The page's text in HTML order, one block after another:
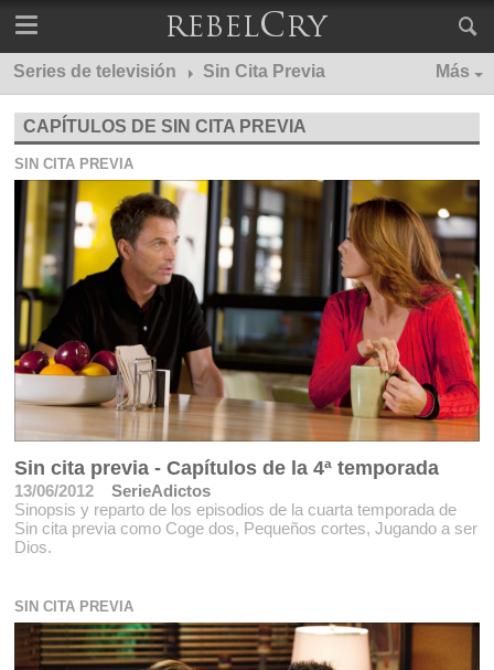
Series de televisión Sin Cita Previa Más
CAPÍTULOS DE SIN CITA PREVIA
SIN CITA PREVIA
Sin cita previa - Capítulos de la 4ª temporada
13/06/2012
SerieAdictos
Sinopsis y reparto de los episodios de la cuarta temporada de
Sin cita previa como Coge dos, Pequeños cortes, Jugando a ser
Dios.
SIN CITA PREVIA